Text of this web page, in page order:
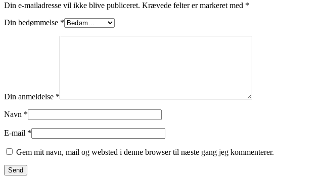
Din e-mailadresse vil ikke blive publiceret. Krævede felter er markeret med *
Din bedømmelse *
Din anmeldelse *
Navn *
E-mail *
Gem mit navn, mail og websted i denne browser til næste gang jeg kommenterer.